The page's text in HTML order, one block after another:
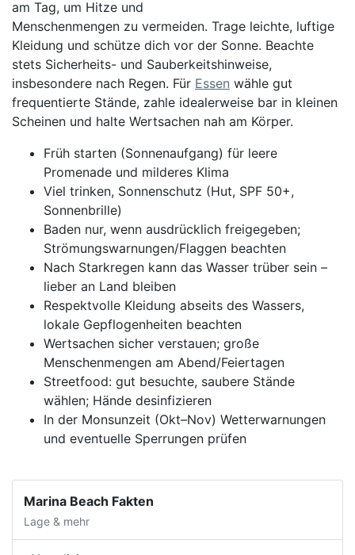
am Tag, um Hitze und
Menschenmengen zu vermeiden. Trage leichte, luftige
Kleidung und schütze dich vor der Sonne. Beachte
stets Sicherheits- und Sauberkeitshinweise,
insbesondere nach Regen. Für Essen wähle gut
frequentierte Stände, zahle idealerweise bar in kleinen
Scheinen und halte Wertsachen nah am Körper.
Früh starten (Sonnenaufgang) für leere
Promenade und milderes Klima
Viel trinken, Sonnenschutz (Hut, SPF 50+,
Sonnenbrille)
Baden nur, wenn ausdrücklich freigegeben;
Strömungswarnungen/Flaggen beachten
Nach Starkregen kann das Wasser trüber sein –
lieber an Land bleiben
Respektvolle Kleidung abseits des Wassers,
lokale Gepflogenheiten beachten
Wertsachen sicher verstauen; große
Menschenmengen am Abend/Feiertagen
Streetfood: gut besuchte, saubere Stände
wählen; Hände desinfizieren
In der Monsunzeit (Okt–Nov) Wetterwarnungen
und eventuelle Sperrungen prüfen
Marina Beach Fakten
Lage & mehr